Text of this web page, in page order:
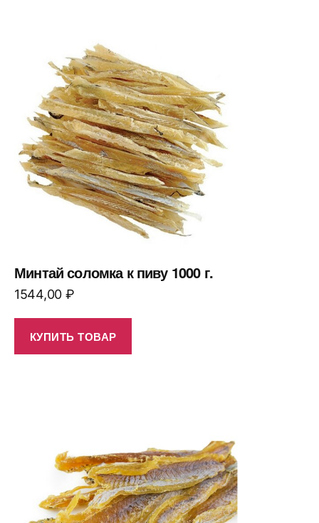
Минтай соломка к пиву 1000 г.
1544,00 ₽
КУПИТЬ ТОВАР